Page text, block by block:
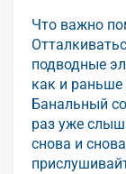
Что важно
подводные
как и раньше
Банальный
раз уже
снова и